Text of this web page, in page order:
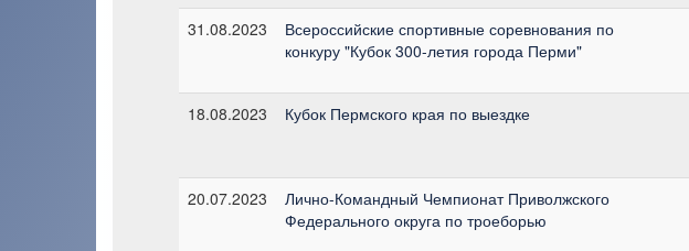
31.08.2023
Всероссийские спортивные соревнования по
конкуру "Кубок 300-летия города Перми"
18.08.2023
Кубок Пермского края по выездке
20.07.2023
Лично-Командный Чемпионат Приволжского
Федерального округа по троеборью